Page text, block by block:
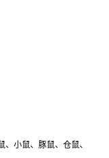
小鼠、豚鼠、仓鼠、